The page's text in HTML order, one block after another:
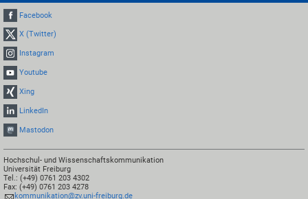
Facebook
X (Twitter)
Instagram
Youtube
Xing
LinkedIn
Mastodon
Hochschul- und Wissenschaftskommunikation
Universität Freiburg
Tel.: (+49) 0761 203 4302
Fax: (+49) 0761 203 4278
kommunikation@zv.uni-freiburg.de